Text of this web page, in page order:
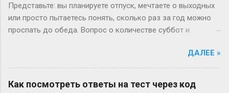
армию, вернулся — и теперь он первокурсник в 19, а
одноклассники уже на третьем. Или Мария из Испании:
взяла gap year, работала в хостеле на Бали, а теперь
штурмует лекции по философии, пока её ровесники пишут
школьный аттестат. Зато в Японии некоторые уже к этому
Представьте: вы планируете отпуск, мечтаете о выходных
или просто пытаетесь понять, сколько раз за год можно
проспать до обеда. Вопрос о количестве суббот и
посчитать без гугла. Давайте разберемся по-человечески
— без формул, зато с логикой и парой жизненных
— это 365 дней. Делим на недели: 365 ÷ 7 = 52 недели и 1
ДАЛЕЕ »
Как посмотреть ответы на тест через код